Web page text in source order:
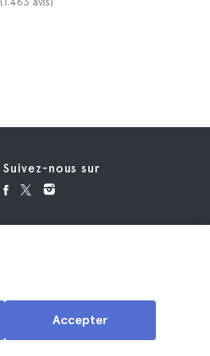
Accepter
Suivez-nous sur